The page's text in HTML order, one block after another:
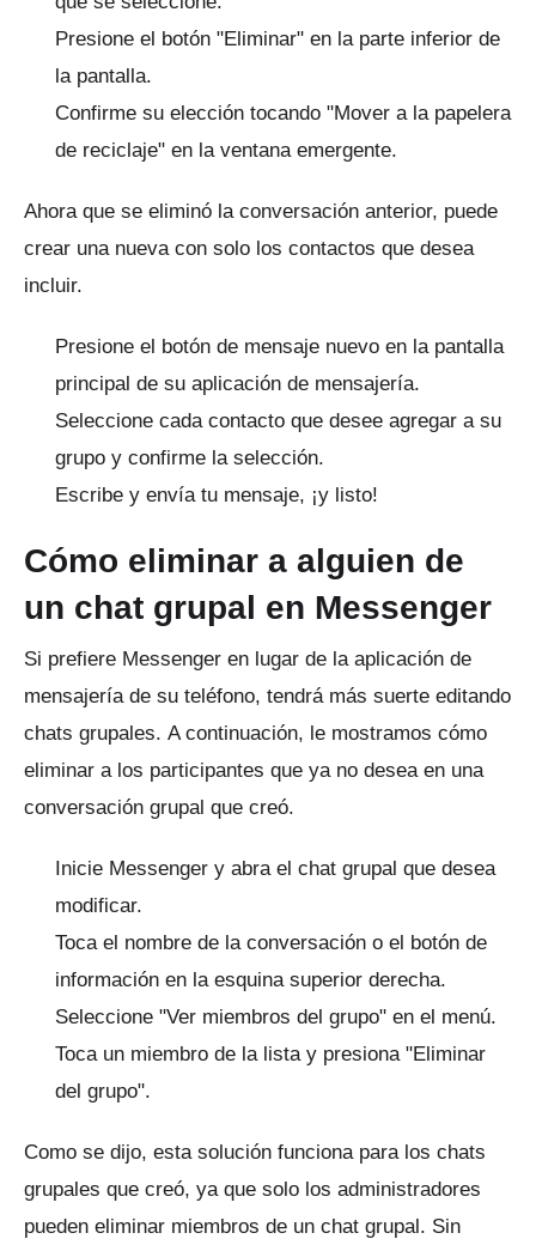
Presione el botón "Eliminar" en la parte inferior de
la pantalla.
Confirme su elección tocando "Mover a la papelera
de reciclaje" en la ventana emergente.
Ahora que se eliminó la conversación anterior, puede
crear una nueva con solo los contactos que desea
incluir.
Presione el botón de mensaje nuevo en la pantalla
principal de su aplicación de mensajería.
Seleccione cada contacto que desee agregar a su
grupo y confirme la selección.
Escribe y envía tu mensaje, ¡y listo!
Cómo eliminar a alguien de
un chat grupal en Messenger
Si prefiere Messenger en lugar de la aplicación de
mensajería de su teléfono, tendrá más suerte editando
chats grupales. A continuación, le mostramos cómo
eliminar a los participantes que ya no desea en una
conversación grupal que creó.
Inicie Messenger y abra el chat grupal que desea
modificar.
Toca el nombre de la conversación o el botón de
información en la esquina superior derecha.
Seleccione "Ver miembros del grupo" en el menú.
Toca un miembro de la lista y presiona "Eliminar
del grupo".
Como se dijo, esta solución funciona para los chats
grupales que creó, ya que solo los administradores
pueden eliminar miembros de un chat grupal. Sin